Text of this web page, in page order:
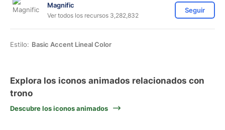
Magnific
Ver todos los recursos 3,282,832
Seguir
Estilo: Basic Accent Lineal Color
Explora los iconos animados relacionados con
trono
Descubre los iconos animados